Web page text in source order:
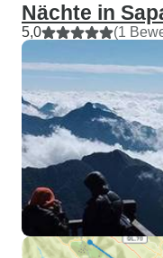
Nächte in
5,0 (1